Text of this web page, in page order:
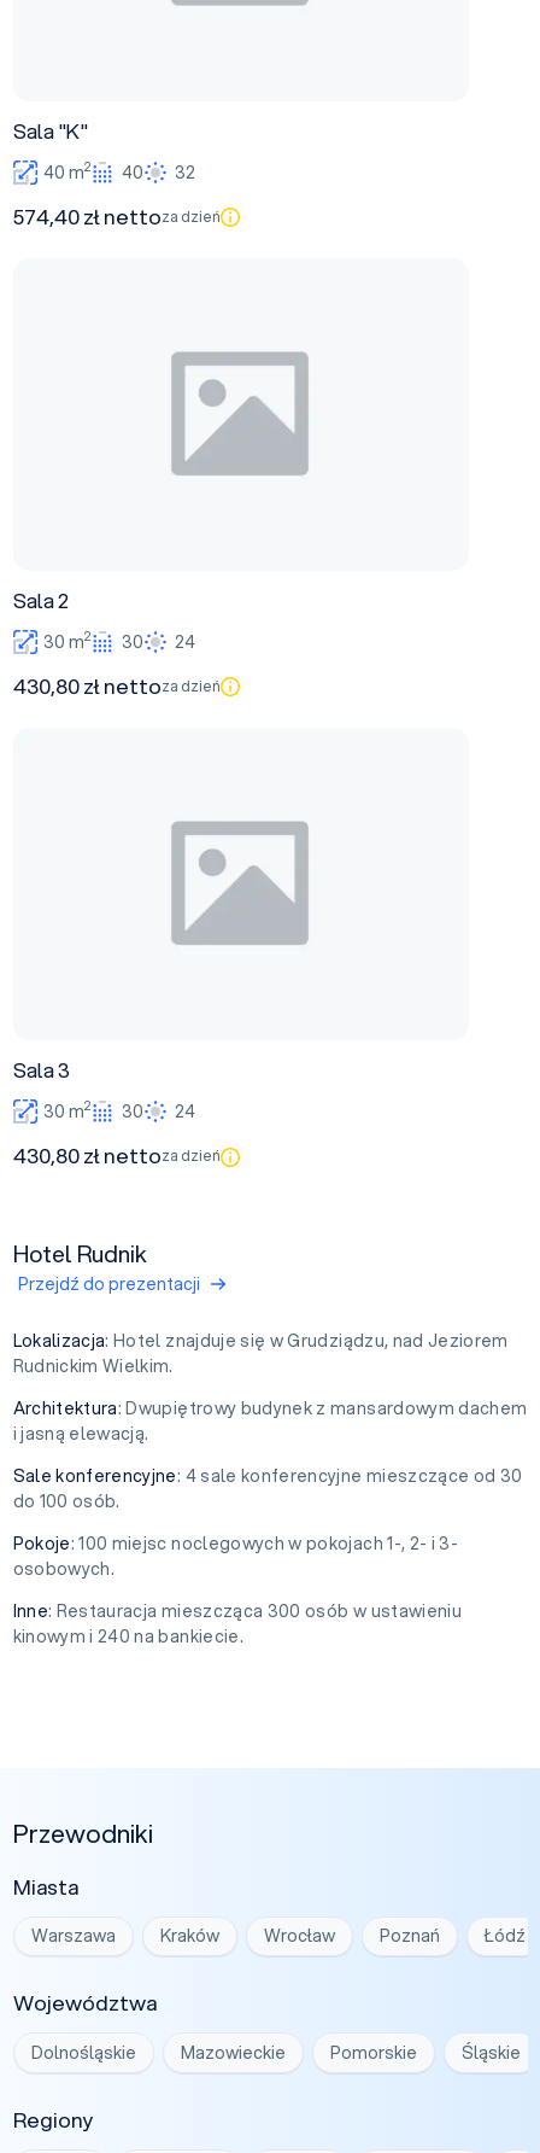
Sala "K"
40 m2 40 32
574,40 zł nettoza dzień
Sala 2
30 m2 30 24
430,80 zł nettoza dzień
Sala 3
30 m2 30 24
430,80 zł nettoza dzień
Hotel Rudnik
Przejdź do prezentacji
Lokalizacja: Hotel znajduje się w Grudziądzu, nad Jeziorem
Rudnickim Wielkim.
Architektura: Dwupiętrowy budynek z mansardowym dachem
i jasną elewacją.
Sale konferencyjne: 4 sale konferencyjne mieszczące od 30
do 100 osób.
Pokoje: 100 miejsc noclegowych w pokojach 1-, 2- i 3-
osobowych.
Inne: Restauracja mieszcząca 300 osób w ustawieniu
kinowym i 240 na bankiecie.
Przewodniki
Miasta
Warszawa Kraków Wrocław Poznań Łódź
Województwa
Dolnośląskie Mazowieckie Pomorskie Śląskie
Regiony